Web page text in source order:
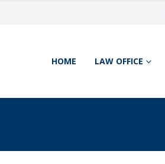
HOME LAW OFFICE